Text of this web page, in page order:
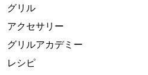
グリル
アクセサリー
グリルアカデミー
レシピ